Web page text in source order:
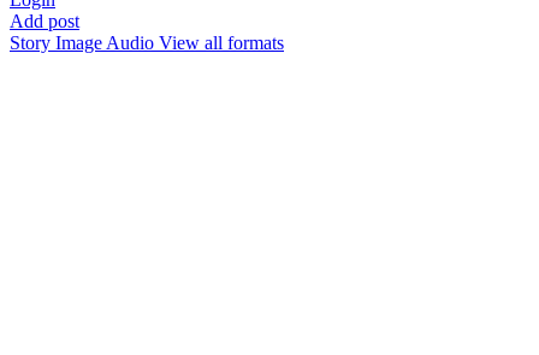
Add post
Story Image Audio View all formats